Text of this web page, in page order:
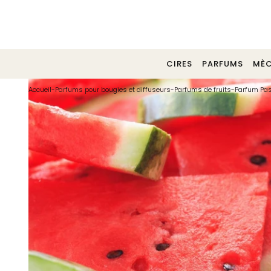
CIRES PARFUMS
Accueil-Parfums pour bougies et diffuseurs-Parfums de fruits-Parfum